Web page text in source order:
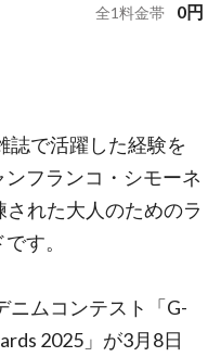
全1料金帯 0円
誌で活躍した経験を
フランコ・シモーネ
れた大人のためのラ
す。
ニムコンテスト「G-
2025」が3月8日